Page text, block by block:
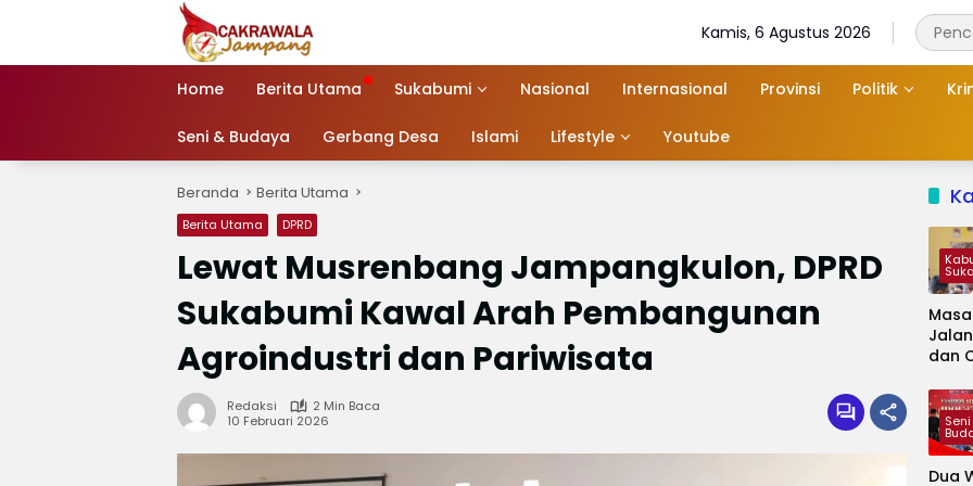
Kamis, 6 Agustus 2026
Home Berita Utama Sukabumi Nasional Internasional Provinsi Politik
Seni & Budaya Gerbang Desa Islami Lifestyle Youtube
Beranda Berita Utama
Berita Utama DPRD
Lewat Musrenbang Jampangkulon, DPRD
Sukabumi Kawal Arah Pembangunan
Agroindustri dan Pariwisata
Redaksi
2 Min Baca
10 Februari 2026
dan
Jadi
Dua